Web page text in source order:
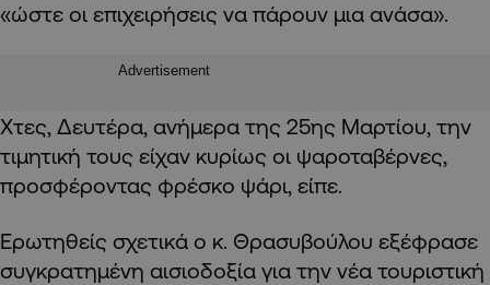
«ώστε οι επιχειρήσεις να πάρουν μια ανάσα».
Advertisement
Χτες, Δευτέρα, ανήμερα της 25ης Μαρτίου, την
τιμητική τους είχαν κυρίως οι ψαροταβέρνες,
προσφέροντας φρέσκο ψάρι, είπε.
Ερωτηθείς σχετικά ο κ. Θρασυβούλου εξέφρασε
συγκρατημένη αισιοδοξία για την νέα τουριστική